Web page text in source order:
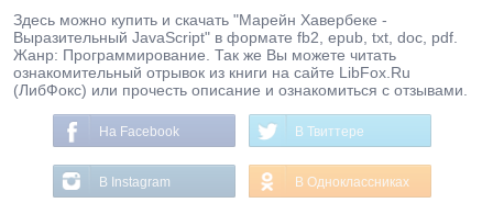
Здесь можно купить и скачать "Марейн Хавербеке -
Выразительный JavaScript" в формате fb2, epub, txt, doc, pdf.
Жанр: Программирование. Так же Вы можете читать
ознакомительный отрывок из книги на сайте LibFox.Ru
(ЛибФокс) или прочесть описание и ознакомиться с отзывами.
На Facebook В Твиттере
В Instagram В Одноклассниках